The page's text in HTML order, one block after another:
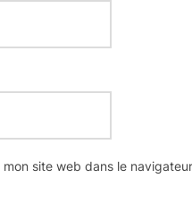
site web dans le